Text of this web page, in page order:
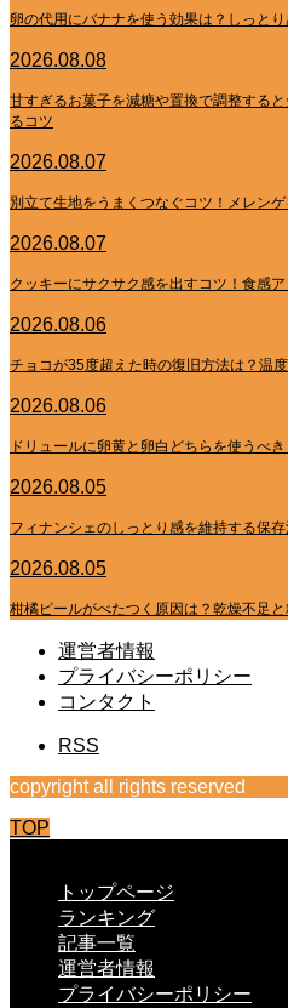
卵の代用にバナナを使う効果は？しっと
2026.08.08
甘すぎるお菓子を減糖や置換で調整する
るコツ
2026.08.07
別立て生地をうまくつなぐコツ！メレン
2026.08.07
クッキーにサクサク感を出すコツ！食感
2026.08.06
チョコが35度超えた時の復旧方法は？温
2026.08.06
ドリュールに卵黄と卵白どちらを使うべ
2026.08.05
フィナンシェのしっとり感を維持する保
2026.08.05
柑橘ピールがべたつく原因は？乾燥不足
運営者情報
プライバシーポリシー
コンタクト
RSS
copyright all rights reserved
TOP
トップページ
ランキング
記事一覧
運営者情報
プライバシーポリシー